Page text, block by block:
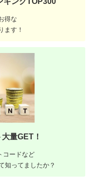
得な
ます！
量GET！
コードなど
知ってましたか？